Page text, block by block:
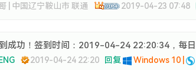
| 中国辽宁鞍山市 联通 2019-04-23 07:48
成功！签到时间：2019-04-24 22:20:34，每
2019-04-24 22:20 回复 Windows 10 |